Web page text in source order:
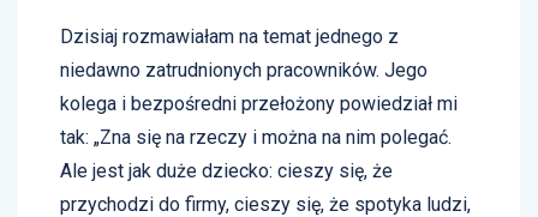
Dzisiaj rozmawiałam na temat jednego z
niedawno zatrudnionych pracowników. Jego
kolega i bezpośredni przełożony powiedział mi
tak: „Zna się na rzeczy i można na nim polegać.
Ale jest jak duże dziecko: cieszy się, że
przychodzi do firmy, cieszy się, że spotyka ludzi,